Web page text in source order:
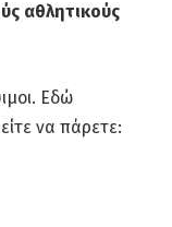
αθλητικούς
Εδώ
να πάρετε: